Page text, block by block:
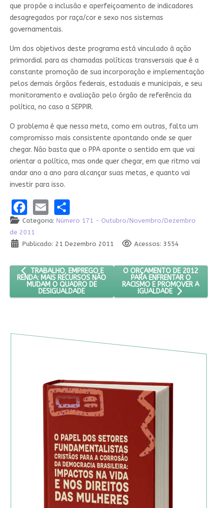
que propõe a inclusão e aperfeiçoamento de indicadores
desagregados por raça/cor e sexo nos sistemas
governamentais.
Um dos objetivos deste programa está vinculado à ação
primordial para as chamadas políticas transversais que é a
constante promoção de sua incorporação e implementação
pelos demais órgãos federais, estaduais e municipais, e seu
monitoramento e avaliação pelo órgão de referência da
política, no caso a SEPPIR.
O problema é que nessa meta, como em outras, falta um
compromisso mais consistente apontando onde se quer
chegar. Não basta que o PPA aponte o sentido em que vai
orientar a política, mas onde quer chegar, em que ritmo vai
andar ano a ano para alcançar suas metas, e quanto vai
investir para isso.
Facebook
EmailShare
Categoria: Número 171 - Outubro/Novembro/Dezembro
de 2011
Publicado: 21 Dezembro 2011
Acessos: 3554
ARTIGO ANTERIOR: TRABALHO, EMPREGO E RENDA: MAIS
TRABALHO, EMPREGO E
RENDA: MAIS RECURSOS NÃO
MUDAM O QUADRO DE
DESIGUALDADE
PRÓXIMO ARTIGO: O
O ORÇAMENTO DE 2012
PARA ENFRENTAR O
RACISMO E PROMOVER A
IGUALDADE